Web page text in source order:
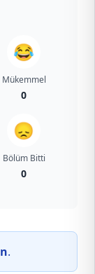
😂
Mükemmel
0
😞
Bölüm Bitti
0
.